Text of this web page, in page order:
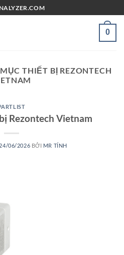
0
THIẾT BỊ REZONTECH
Rezontech Vietnam
24/06/2026 BỞI MR TÍNH